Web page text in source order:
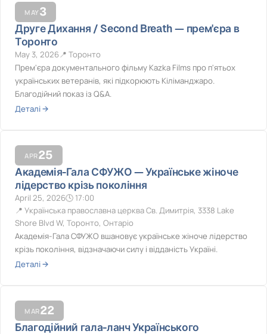
MAY3
Друге Дихання / Second Breath — прем'єра в
Торонто
May 3, 2026
Торонто
Прем'єра документального фільму Kazka Films про п'ятьох
українських ветеранів, які підкорюють Кіліманджаро.
Благодійний показ із Q&A.
Деталі →
APR25
Академія-Гала СФУЖО — Українське жіноче
лідерство крізь покоління
April 25, 2026
17:00
Українська православна церква Св. Димитрія, 3338 Lake
Shore Blvd W, Торонто, Онтаріо
Академія-Гала СФУЖО вшановує українське жіноче лідерство
крізь покоління, відзначаючи силу і відданість Україні.
Деталі →
MAR22
Благодійний гала-ланч Українського